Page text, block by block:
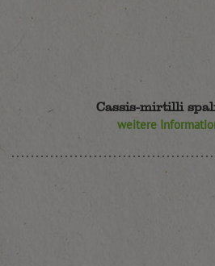
Cassis-mirtilli
weitere